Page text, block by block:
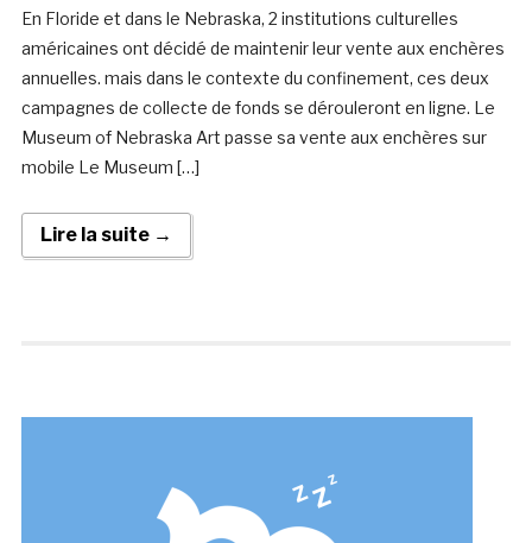
En Floride et dans le Nebraska, 2 institutions culturelles
américaines ont décidé de maintenir leur vente aux enchères
annuelles. mais dans le contexte du confinement, ces deux
campagnes de collecte de fonds se dérouleront en ligne. Le
Museum of Nebraska Art passe sa vente aux enchères sur
mobile Le Museum […]
Lire la suite →